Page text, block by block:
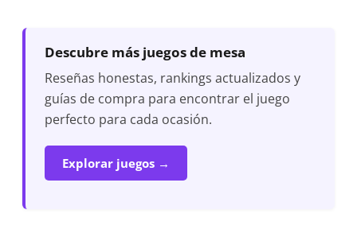
Descubre más juegos de mesa
Reseñas honestas, rankings actualizados y
guías de compra para encontrar el juego
perfecto para cada ocasión.
Explorar juegos →